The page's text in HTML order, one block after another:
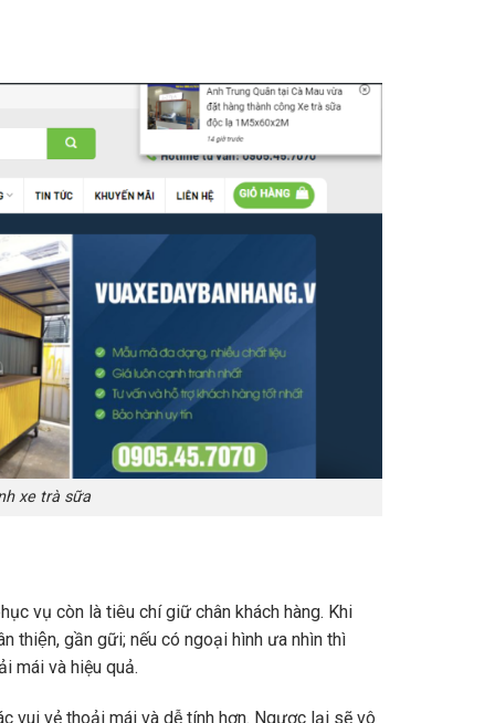
xe trà sữa
vụ còn là tiêu chí giữ chân khách hàng. Khi
thiện, gần gữi; nếu có ngoại hình ưa nhìn thì
mái và hiệu quả.
vui vẻ thoải mái và dễ tính hơn. Ngược lại sẽ vô